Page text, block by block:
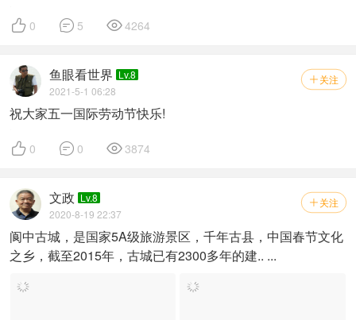
 0  5 4264
 关注
鱼眼看世界 Lv.8
2021-5-1 06:28
祝大家五一国际劳动节快乐!
 0  0 3874
 关注
文政 Lv.8
2020-8-19 22:37
阆中古城，是国家5A级旅游景区，千年古县，中国春节文化
之乡，截至2015年，古城已有2300多年的建.. ...